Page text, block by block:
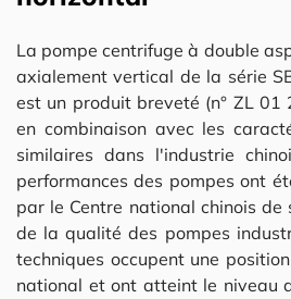
La pompe centrifuge à double
axialement vertical de la série
est un produit breveté (n° ZL 01
en combinaison avec les
similaires dans l'industrie
performances des pompes ont
par le Centre national chinois
de la qualité des pompes
techniques occupent une
national et ont atteint le niveau